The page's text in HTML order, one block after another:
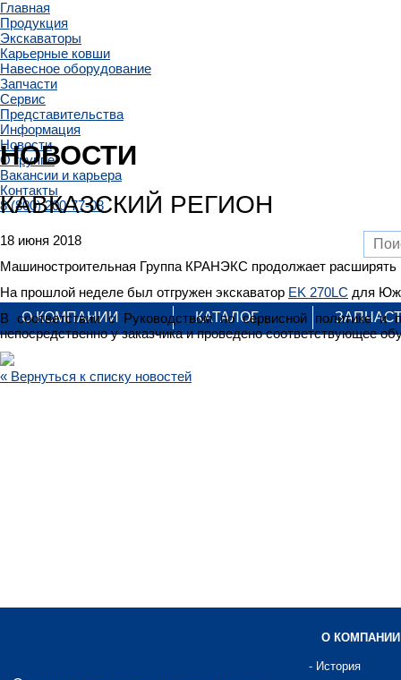
Главная
Продукция
Экскаваторы
Карьерные ковши
Навесное оборудование
Запчасти
Сервис
Представительства
Информация
Новости
О группе
Вакансии и карьера
Контакты
8 (800) 200-77-08
О КОМПАНИИ КАТАЛОГ
НОВОСТИ
КАВКАЗСКИЙ РЕГИОН
18 июня 2018
Машиностроительная Группа КРАНЭКС продолжает расширять
На прошлой неделе был отгружен экскаватор EK 270LC для
В соответствии с Руководством по сервисной политике
непосредственно у заказчика и проведено соответствующее
« Вернуться к списку новостей
О КОМПАНИИ
- История